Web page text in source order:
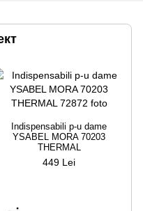
Indispensabili p-u dame
YSABEL MORA 70203
THERMAL
449 Lei